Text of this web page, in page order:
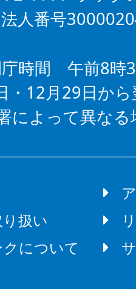
法人番号
時間 午前8時
・12月29日か
によって異な
扱い
について